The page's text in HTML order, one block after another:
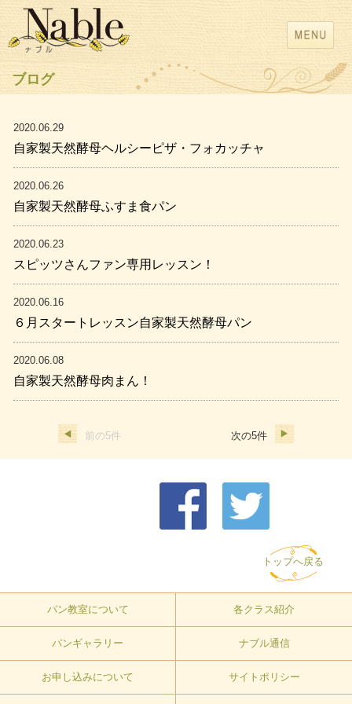
ブログ
2020.06.29
自家製天然酵母ヘルシーピザ・フォカッチャ
2020.06.26
自家製天然酵母ふすま食パン
2020.06.23
スピッツさんファン専用レッスン！
2020.06.16
６月スタートレッスン自家製天然酵母パン
2020.06.08
自家製天然酵母肉まん！
前の5件 次の5件
トップへ戻る
パン教室について 各クラス紹介
パンギャラリー ナブル通信
お申し込みについて サイトポリシー